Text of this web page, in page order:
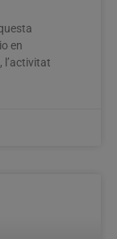
en
l’activitat